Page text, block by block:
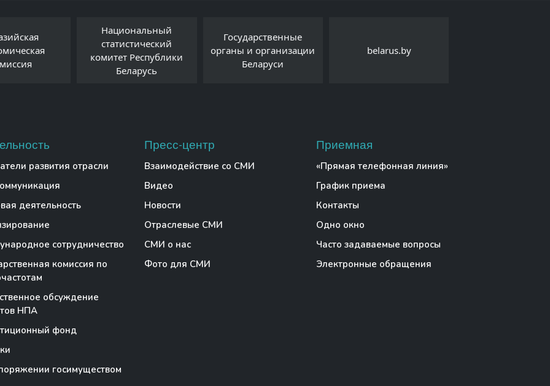
Республики
Государственные
органы и организации
Беларуси
belarus.by Детский правовой сайт
развития отрасли
деятельность
сотрудничество
комиссия по
обсуждение
НПА
фонд
госимуществом
Пресс-центр
Взаимодействие со СМИ
Видео
Новости
Отраслевые СМИ
СМИ о нас
Фото для СМИ
Приемная
«Прямая телефонная линия»
График приема
Контакты
Одно окно
Часто задаваемые вопросы
Электронные обращения